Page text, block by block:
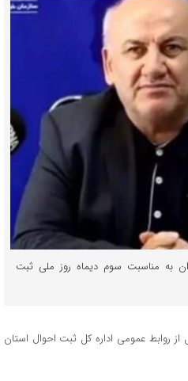
به مناسبت سوم دیماه روز ملی ثبت
از روابط عمومی اداره کل ثبت احوال استان